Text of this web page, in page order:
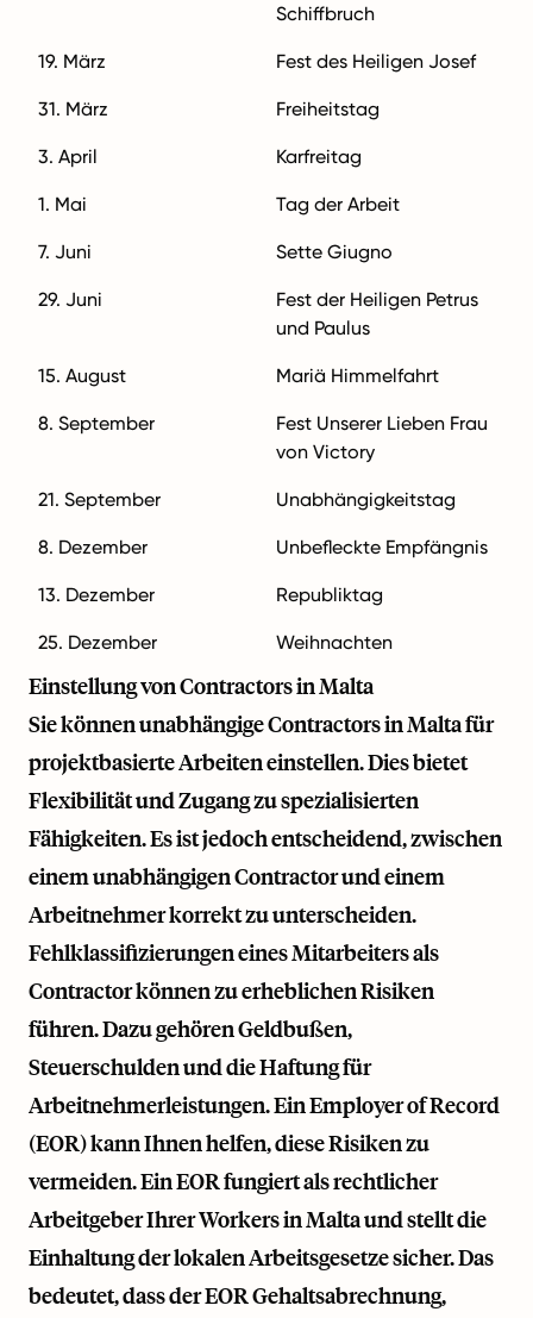
Schiffbruch
19. März Fest des Heiligen Josef
31. März Freiheitstag
3. April Karfreitag
1. Mai Tag der Arbeit
7. Juni Sette Giugno
29. Juni
Fest der Heiligen Petrus
und Paulus
15. August Mariä Himmelfahrt
8. September
Fest Unserer Lieben Frau
von Victory
21. September Unabhängigkeitstag
8. Dezember Unbefleckte Empfängnis
13. Dezember Republiktag
25. Dezember Weihnachten
Einstellung von Contractors in Malta
Sie können unabhängige Contractors in Malta für
projektbasierte Arbeiten einstellen. Dies bietet
Flexibilität und Zugang zu spezialisierten
Fähigkeiten. Es ist jedoch entscheidend, zwischen
einem unabhängigen Contractor und einem
Arbeitnehmer korrekt zu unterscheiden.
Fehlklassifizierungen eines Mitarbeiters als
Contractor können zu erheblichen Risiken
führen. Dazu gehören Geldbußen,
Steuerschulden und die Haftung für
Arbeitnehmerleistungen. Ein Employer of Record
(EOR) kann Ihnen helfen, diese Risiken zu
vermeiden. Ein EOR fungiert als rechtlicher
Arbeitgeber Ihrer Workers in Malta und stellt die
Einhaltung der lokalen Arbeitsgesetze sicher. Das
bedeutet, dass der EOR Gehaltsabrechnung,